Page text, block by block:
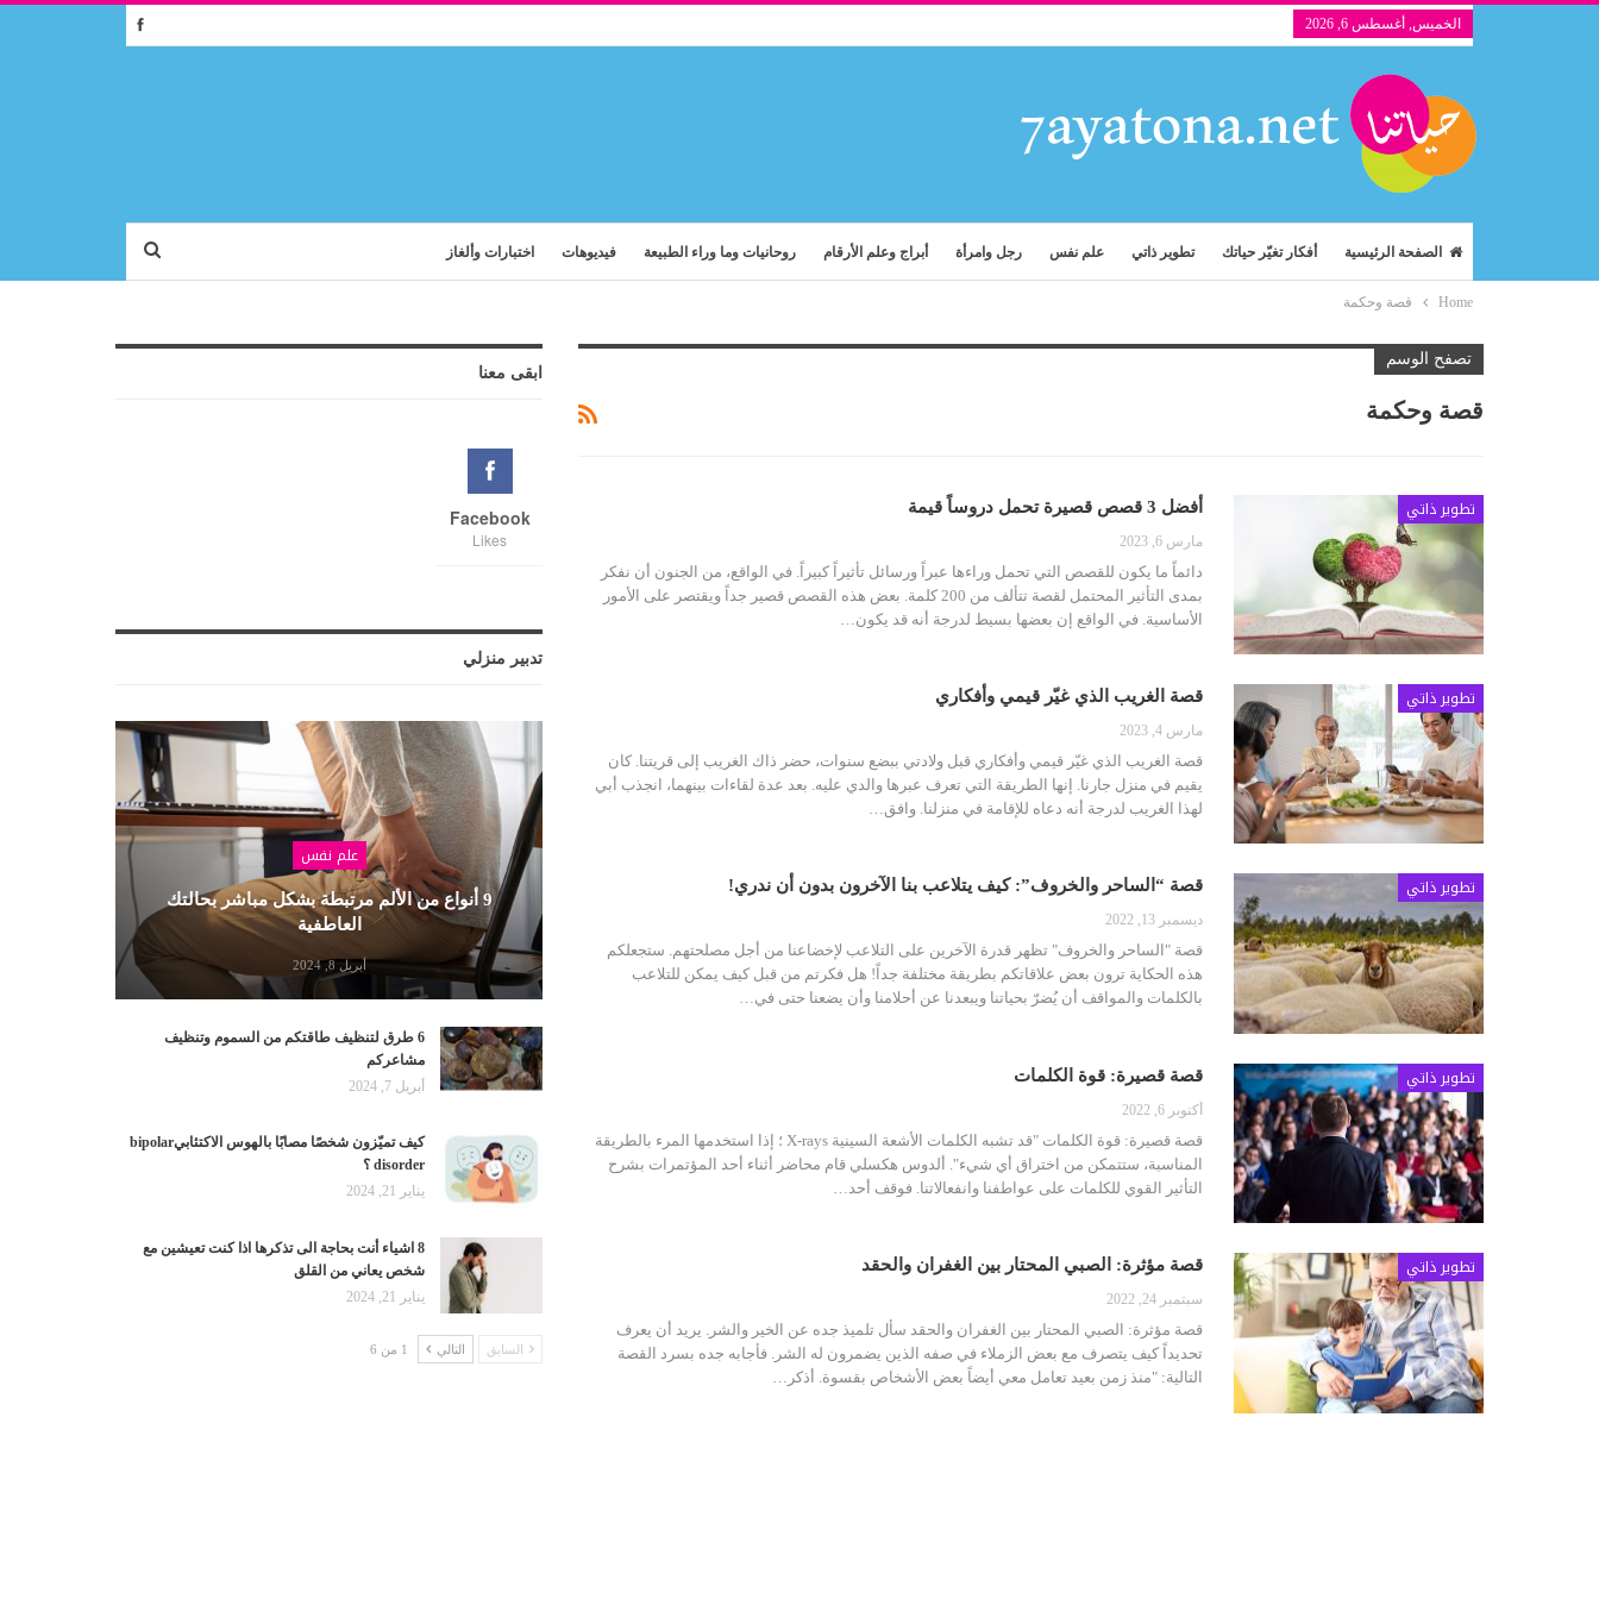
الخميس, أغسطس 6, 2026
الصفحة الرئيسية أفكار تغيّر حياتك تطوير ذاتي علم نفس رجل وامرأة أبراج وعلم الأرقام روحانيات وما وراء الطبيعة فيديوهات اختبارات وألغاز
Home قصة وحكمة
تصفح الوسم
قصة وحكمة
تطوير ذاتي أفضل 3 قصص قصيرة تحمل دروساً قيمة
مارس 6, 2023
دائماً ما يكون للقصص التي تحمل وراءها عبراً ورسائل تأثيراً كبيراً. في الواقع، من الجنون أن نفكر
بمدى التأثير المحتمل لقصة تتألف من 200 كلمة. بعض هذه القصص قصير جداً ويقتصر على الأمور
الأساسية. في الواقع إن بعضها بسيط لدرجة أنه قد يكون…
تطوير ذاتي قصة الغريب الذي غيّر قيمي وأفكاري
مارس 4, 2023
قصة الغريب الذي غيّر قيمي وأفكاري قبل ولادتي ببضع سنوات، حضر ذاك الغريب إلى قريتنا. كان
يقيم في منزل جارنا. إنها الطريقة التي تعرف عبرها والدي عليه. بعد عدة لقاءات بينهما، انجذب أبي
لهذا الغريب لدرجة أنه دعاه للإقامة في منزلنا. وافق…
تطوير ذاتي قصة “الساحر والخروف”: كيف يتلاعب بنا الآخرون بدون أن ندري!
ديسمبر 13, 2022
قصة "الساحر والخروف" تظهر قدرة الآخرين على التلاعب لإخضاعنا من أجل مصلحتهم. ستجعلكم
هذه الحكاية ترون بعض علاقاتكم بطريقة مختلفة جداً! هل فكرتم من قبل كيف يمكن للتلاعب
بالكلمات والمواقف أن يُضرّ بحياتنا ويبعدنا عن أحلامنا وأن يضعنا حتى في…
تطوير ذاتي قصة قصيرة: قوة الكلمات
أكتوبر 6, 2022
قصة قصيرة: قوة الكلمات "قد تشبه الكلمات الأشعة السينية X-rays ؛ إذا استخدمها المرء بالطريقة
المناسبة، ستتمكن من اختراق أي شيء". ألدوس هكسلي قام محاضر أثناء أحد المؤتمرات بشرح
التأثير القوي للكلمات على عواطفنا وانفعالاتنا. فوقف أحد…
تطوير ذاتي قصة مؤثرة: الصبي المحتار بين الغفران والحقد
سبتمبر 24, 2022
قصة مؤثرة: الصبي المحتار بين الغفران والحقد سأل تلميذ جده عن الخير والشر. يريد أن يعرف
تحديداً كيف يتصرف مع بعض الزملاء في صفه الذين يضمرون له الشر. فأجابه جده بسرد القصة
التالية: "منذ زمن بعيد تعامل معي أيضاً بعض الأشخاص بقسوة. أذكر…
ابقى معنا
Facebook
Likes
تدبير منزلي
علم نفس
9 أنواع من الألم مرتبطة بشكل مباشر بحالتك
العاطفية
أبريل 8, 2024
6 طرق لتنظيف طاقتكم من السموم وتنظيف
مشاعركم
أبريل 7, 2024
كيف تميّزون شخصًا مصابًا بالهوس الاكتئابيbipolar
disorder ؟
يناير 21, 2024
8 اشياء أنت بحاجة الى تذكرها اذا كنت تعيشين مع
شخص يعاني من القلق
يناير 21, 2024
السابق التالي 1 من 6